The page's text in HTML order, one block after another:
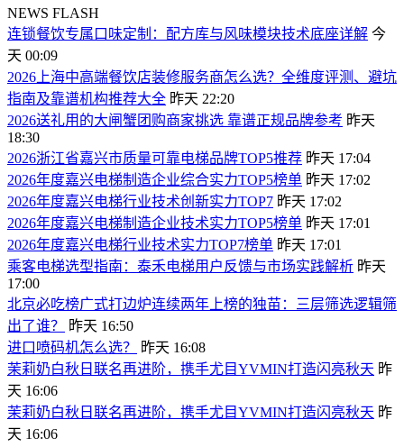
NEWS FLASH
连锁餐饮专属口味定制：配方库与风味模块技术底座详解 今
天 00:09
2026上海中高端餐饮店装修服务商怎么选？全维度评测、避坑
指南及靠谱机构推荐大全 昨天 22:20
2026送礼用的大闸蟹团购商家挑选 靠谱正规品牌参考 昨天
18:30
2026浙江省嘉兴市质量可靠电梯品牌TOP5推荐 昨天 17:04
2026年度嘉兴电梯制造企业综合实力TOP5榜单 昨天 17:02
2026年度嘉兴电梯行业技术创新实力TOP7 昨天 17:02
2026年度嘉兴电梯制造企业技术实力TOP5榜单 昨天 17:01
2026年度嘉兴电梯行业技术实力TOP7榜单 昨天 17:01
乘客电梯选型指南：泰禾电梯用户反馈与市场实践解析 昨天
17:00
北京必吃榜广式打边炉连续两年上榜的独苗：三层筛选逻辑筛
出了谁？
昨天 16:50
进口喷码机怎么选？
昨天 16:08
茉莉奶白秋日联名再进阶，携手尤目YVMIN打造闪亮秋天 昨
天 16:06
茉莉奶白秋日联名再进阶，携手尤目YVMIN打造闪亮秋天 昨
天 16:06